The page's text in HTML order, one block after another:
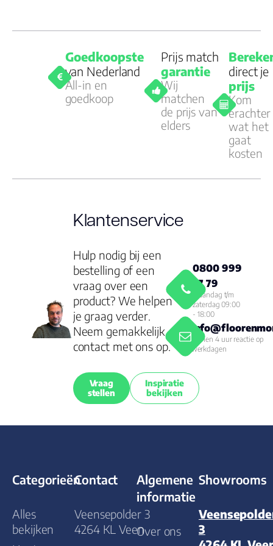
Goedkoopste
van Nederland
All-in en
goedkoop
Prijs match
garantie
Wij
matchen
de prijs van
elders
direct je
prijs
Kom
erachter
wat het
gaat
kosten
Klantenservice
Hulp nodig bij een
bestelling of een
vraag over een
product? We helpen
je graag verder.
Neem gemakkelijk
contact met ons op.
Vraag
stellen
Inspiratie
bekijken
0800 999
77 79
Maandag t/m
zaterdag 09:00
- 18:00
Binnen 4 uur reactie op
werkdagen
Categorieën
Alles
bekijken
Contact
Veensepolder 3
4264 KL Veen
Algemene
informatie
Over ons
Showrooms
3